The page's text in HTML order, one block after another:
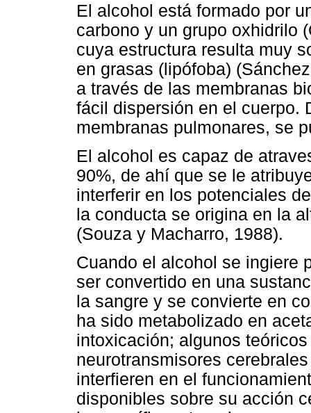
El alcohol está formado por
carbono y un grupo oxhidrilo
cuya estructura resulta muy
en grasas (lipófoba)
a través de las membranas
fácil dispersión en el cuerpo.
membranas pulmonares, se
El alcohol es capaz de
90%, de ahí que se le
interferir en los potenciales
la conducta se origina en la
(Souza y Macharro, 1988).
Cuando el alcohol se ingiere
ser convertido en una
la sangre y se convierte en
ha sido metabolizado en
intoxicación; algunos
neurotransmisores
interfieren en el
disponibles sobre su acción